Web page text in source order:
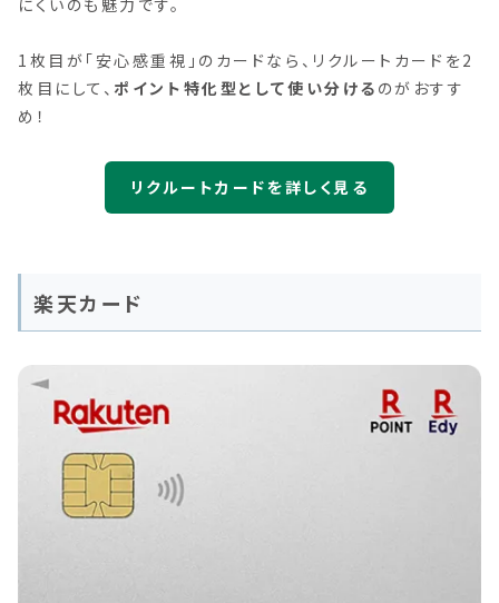
1枚目が「安心感重視」のカードなら、リクルートカードを2
枚目にして、 ポイント特化型として使い分ける のがおすす
め！
リクルートカードを詳しく見る
楽天カード